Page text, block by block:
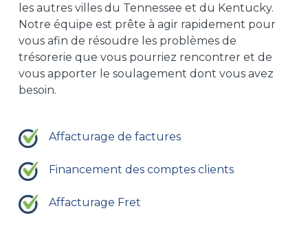
les autres villes du Tennessee et du Kentucky.
Notre équipe est prête à agir rapidement pour
vous afin de résoudre les problèmes de
trésorerie que vous pourriez rencontrer et de
vous apporter le soulagement dont vous avez
besoin.
Affacturage de factures
Financement des comptes clients
Affacturage Fret